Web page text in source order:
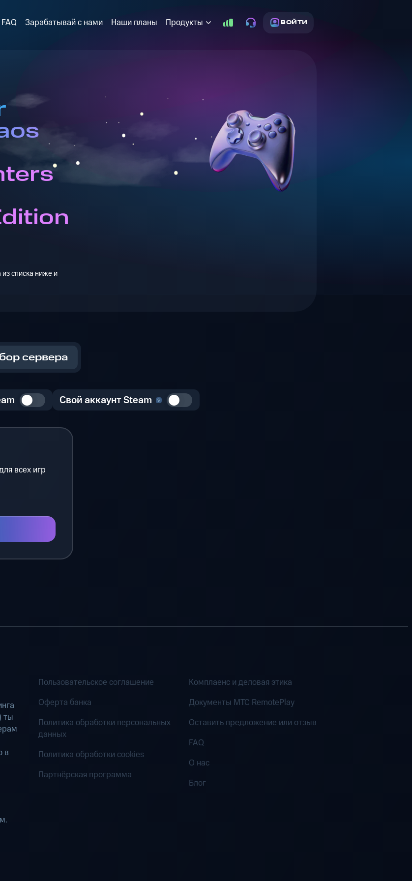
FAQ Зарабатывай с нами Наши планы Продукты ВОЙТИ
списка ниже и
сервера
Свой аккаунт Steam
всех игр
ты
в
Пользовательское соглашение
Оферта банка
Политика обработки персональных
данных
Политика обработки cookies
Партнёрская программа
Комплаенс и деловая этика
Документы MTC RemotePlay
Оставить предложение или отзыв
FAQ
О нас
Блог